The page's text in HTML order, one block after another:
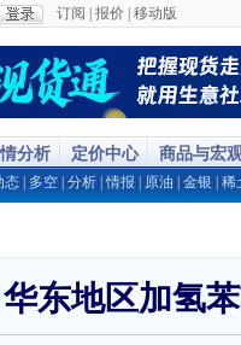
订阅 报价 移动版
分析 定价中心 商品与宏
态 多空 分析 |情报 原油 金银 稀
东地区加氢